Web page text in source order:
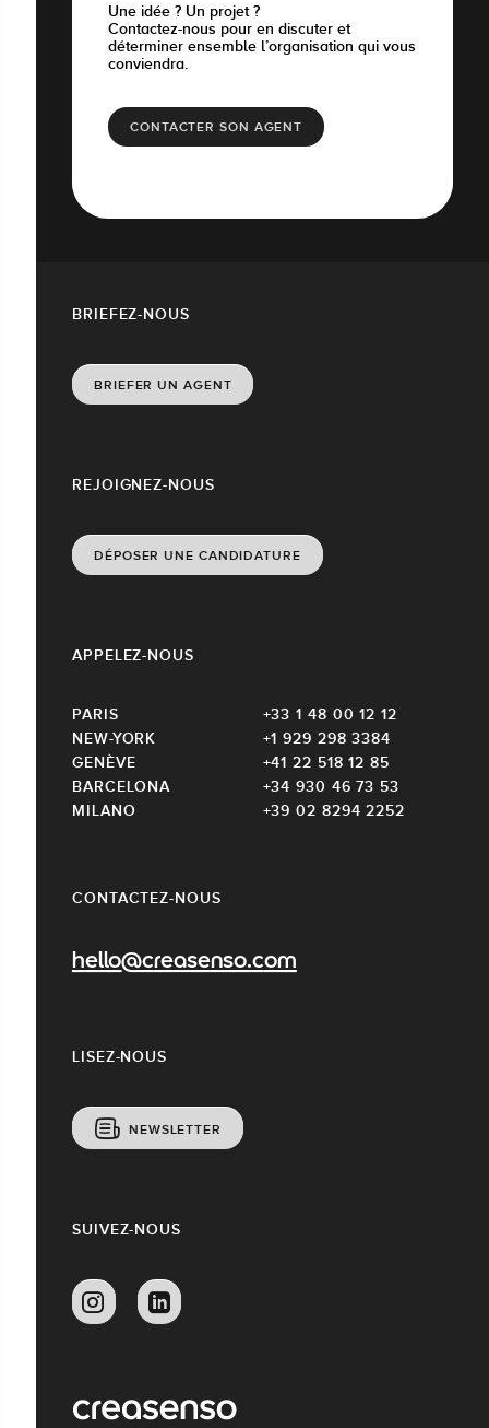
Une idée ? Un projet ?
Contactez-nous pour en discuter et
déterminer ensemble l’organisation qui vous
conviendra.
CONTACTER SON AGENT
CONTACTEZ-NOUS
hello@creasenso.com
REJOIGNEZ-NOUS
DÉPOSER UNE CANDIDATURE
LISEZ-NOUS
NEWSLETTER
APPELEZ-NOUS
PARIS
+33 1 48 00 12 12
NEW-YORK
+1 929 298 3384
GENÈVE
+41 22 518 12 85
BARCELONA
+34 930 46 73 53
MILANO
+39 02 8294 2252
BRIEFEZ-NOUS
BRIEFER UN AGENT
SUIVEZ-NOUS